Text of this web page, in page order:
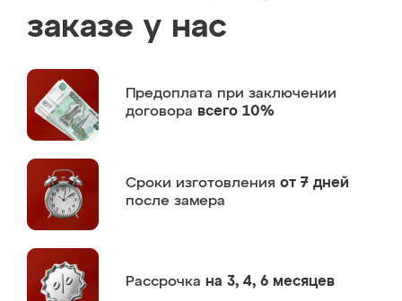
заказе у нас
Предоплата при заключении
договора всего 10%
Сроки изготовления от 7 дней
после замера
Рассрочка на 3, 4, 6 месяцев